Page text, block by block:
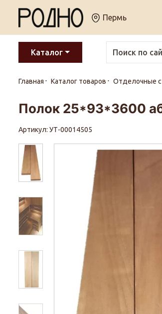
Пермь
Каталог
Главная Каталог товаров Отделочные
Полок 25*93*3600
Артикул: УТ-00014505